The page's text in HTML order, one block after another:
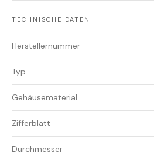
TECHNISCHE DATEN
Herstellernummer
Typ
Gehäusematerial
Zifferblatt
Durchmesser